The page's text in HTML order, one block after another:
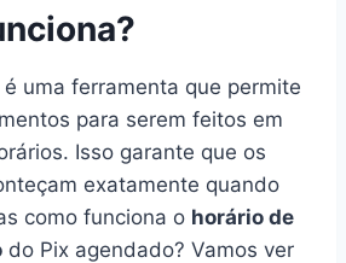
uma ferramenta que permite
para serem feitos em
Isso garante que os
exatamente quando
como funciona o horário de
do Pix agendado? Vamos ver